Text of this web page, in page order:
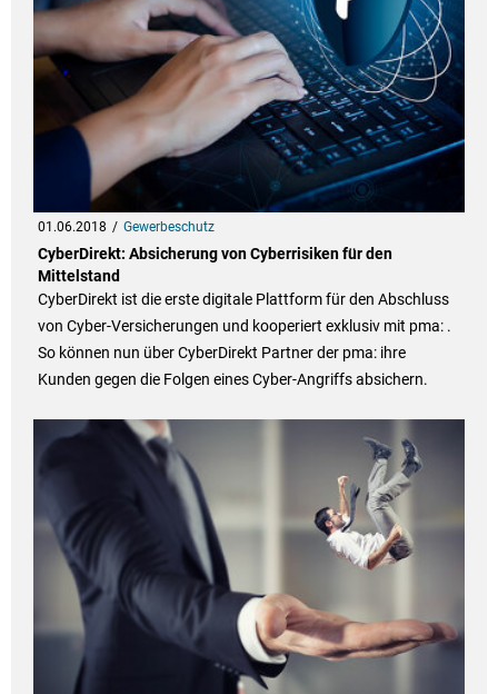
01.06.2018 Gewerbeschutz
CyberDirekt: Absicherung von Cyberrisiken für den
Mittelstand
CyberDirekt ist die erste digitale Plattform für den Abschluss
von Cyber-Versicherungen und kooperiert exklusiv mit pma: .
So können nun über CyberDirekt Partner der pma: ihre
Kunden gegen die Folgen eines Cyber-Angriffs absichern.